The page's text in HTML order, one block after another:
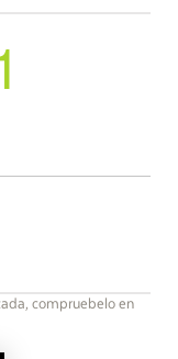
compruebelo en